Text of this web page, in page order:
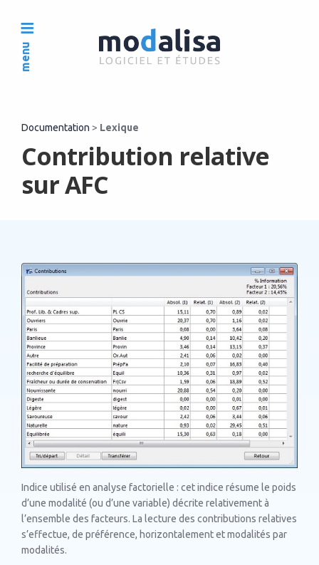
menu
Documentation > Lexique
Contribution relative
sur AFC
Indice utilisé en analyse factorielle : cet indice résume le poids
d’une modalité (ou d’une variable) décrite relativement à
l’ensemble des facteurs. La lecture des contributions relatives
s’effectue, de préférence, horizontalement et modalités par
modalités.